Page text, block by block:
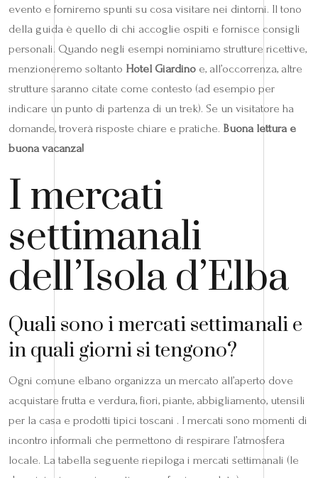
evento e forniremo spunti su cosa visitare nei dintorni. Il tono
della guida è quello di chi accoglie ospiti e fornisce consigli
personali. Quando negli esempi nominiamo strutture ricettive,
menzioneremo soltanto Hotel Giardino e, all’occorrenza, altre
strutture saranno citate come contesto (ad esempio per
indicare un punto di partenza di un trek). Se un visitatore ha
domande, troverà risposte chiare e pratiche. Buona lettura e
buona vacanza!
I mercati
settimanali
dell’Isola d’Elba
Quali sono i mercati settimanali e
in quali giorni si tengono?
Ogni comune elbano organizza un mercato all’aperto dove
acquistare frutta e verdura, fiori, piante, abbigliamento, utensili
per la casa e prodotti tipici toscani . I mercati sono momenti di
incontro informali che permettono di respirare l’atmosfera
locale. La tabella seguente riepiloga i mercati settimanali (le